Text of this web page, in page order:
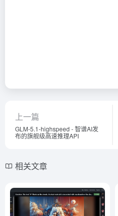
上一篇
GLM-5.1-highspeed - 智谱AI发
布的旗舰级高速推理API
相关文章